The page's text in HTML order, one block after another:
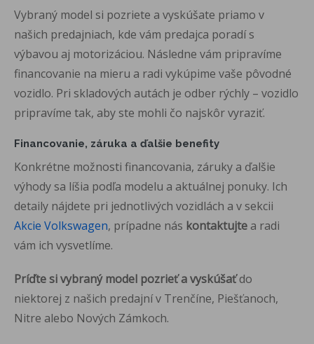
Vybraný model si pozriete a vyskúšate priamo v
našich predajniach, kde vám predajca poradí s
výbavou aj motorizáciou. Následne vám pripravíme
financovanie na mieru a radi vykúpime vaše pôvodné
vozidlo. Pri skladových autách je odber rýchly – vozidlo
pripravíme tak, aby ste mohli čo najskôr vyraziť.
Financovanie, záruka a ďalšie benefity
Konkrétne možnosti financovania, záruky a ďalšie
výhody sa líšia podľa modelu a aktuálnej ponuky. Ich
detaily nájdete pri jednotlivých vozidlách a v sekcii
Akcie Volkswagen, prípadne nás kontaktujte a radi
vám ich vysvetlíme.
Príďte si vybraný model pozrieť a vyskúšaťdo
niektorej z našich predajní v Trenčíne, Piešťanoch,
Nitre alebo Nových Zámkoch.